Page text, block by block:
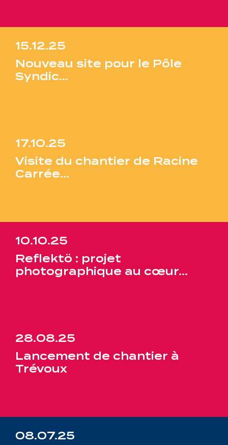
Nous rejoindre
15.12.25
Nouveau site pour le Pôle
Syndic…
17.10.25
Visite du chantier de Racine
Carrée…
10.10.25
Reflektö : projet
photographique au cœur…
28.08.25
Lancement de chantier à
Trévoux
08.07.25